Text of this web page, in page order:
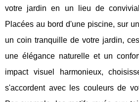
votre jardin en un lieu de
Placées au bord d'une piscine, sur
un coin tranquille de votre jardin,
une élégance naturelle et un
impact visuel harmonieux,
s'accordent avec les couleurs de